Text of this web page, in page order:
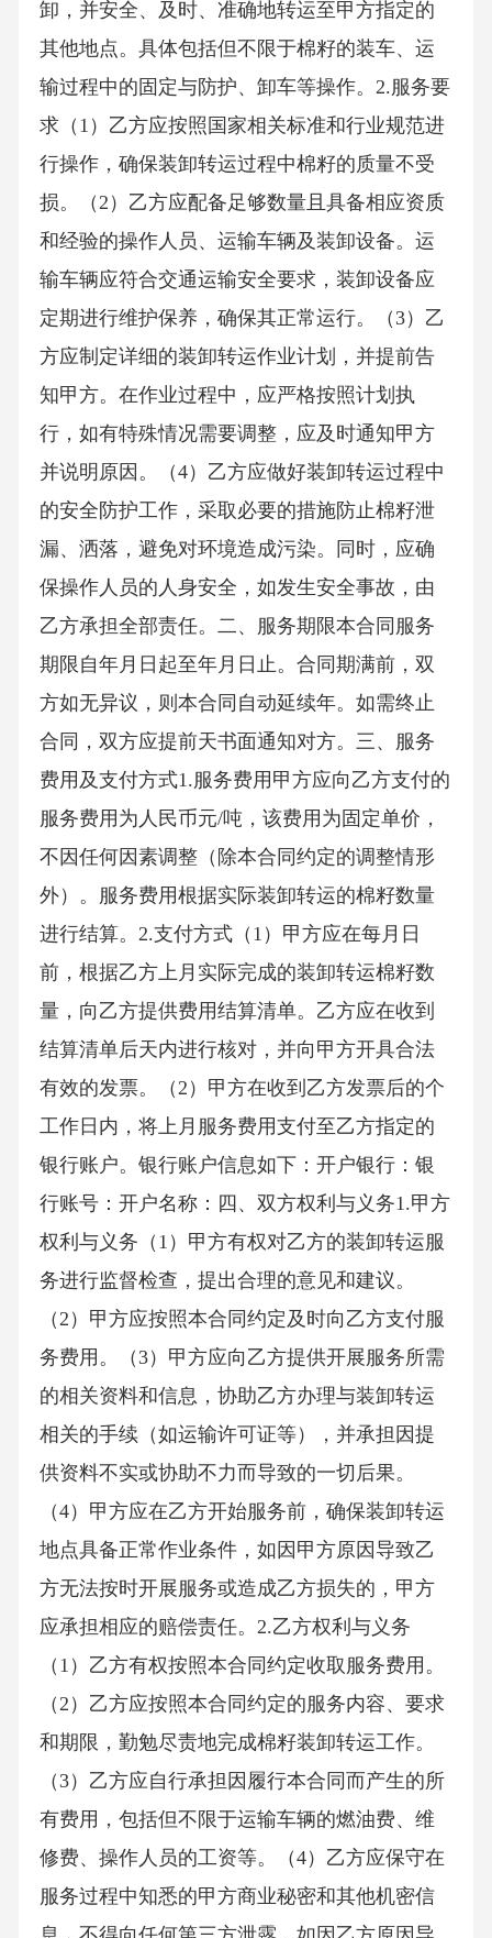
卸，并安全、及时、准确地转运至甲方指定的
其他地点。具体包括但不限于棉籽的装车、运
输过程中的固定与防护、卸车等操作。2.服务要
求（1）乙方应按照国家相关标准和行业规范进
行操作，确保装卸转运过程中棉籽的质量不受
损。（2）乙方应配备足够数量且具备相应资质
和经验的操作人员、运输车辆及装卸设备。运
输车辆应符合交通运输安全要求，装卸设备应
定期进行维护保养，确保其正常运行。（3）乙
方应制定详细的装卸转运作业计划，并提前告
知甲方。在作业过程中，应严格按照计划执
行，如有特殊情况需要调整，应及时通知甲方
并说明原因。（4）乙方应做好装卸转运过程中
的安全防护工作，采取必要的措施防止棉籽泄
漏、洒落，避免对环境造成污染。同时，应确
保操作人员的人身安全，如发生安全事故，由
乙方承担全部责任。二、服务期限本合同服务
期限自年月日起至年月日止。合同期满前，双
方如无异议，则本合同自动延续年。如需终止
合同，双方应提前天书面通知对方。三、服务
费用及支付方式1.服务费用甲方应向乙方支付的
服务费用为人民币元/吨，该费用为固定单价，
不因任何因素调整（除本合同约定的调整情形
外）。服务费用根据实际装卸转运的棉籽数量
进行结算。2.支付方式（1）甲方应在每月日
前，根据乙方上月实际完成的装卸转运棉籽数
量，向乙方提供费用结算清单。乙方应在收到
结算清单后天内进行核对，并向甲方开具合法
有效的发票。（2）甲方在收到乙方发票后的个
工作日内，将上月服务费用支付至乙方指定的
银行账户。银行账户信息如下：开户银行：银
行账号：开户名称：四、双方权利与义务1.甲方
权利与义务（1）甲方有权对乙方的装卸转运服
务进行监督检查，提出合理的意见和建议。
（2）甲方应按照本合同约定及时向乙方支付服
务费用。（3）甲方应向乙方提供开展服务所需
的相关资料和信息，协助乙方办理与装卸转运
相关的手续（如运输许可证等），并承担因提
供资料不实或协助不力而导致的一切后果。
（4）甲方应在乙方开始服务前，确保装卸转运
地点具备正常作业条件，如因甲方原因导致乙
方无法按时开展服务或造成乙方损失的，甲方
应承担相应的赔偿责任。2.乙方权利与义务
（1）乙方有权按照本合同约定收取服务费用。
（2）乙方应按照本合同约定的服务内容、要求
和期限，勤勉尽责地完成棉籽装卸转运工作。
（3）乙方应自行承担因履行本合同而产生的所
有费用，包括但不限于运输车辆的燃油费、维
修费、操作人员的工资等。（4）乙方应保守在
服务过程中知悉的甲方商业秘密和其他机密信